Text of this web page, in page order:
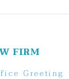
FIRM
Greeting